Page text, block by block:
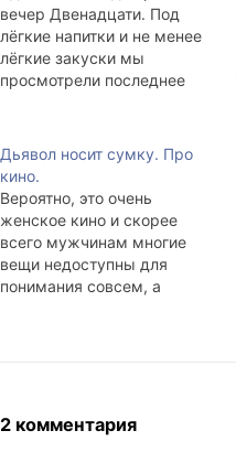
вечер Двенадцати. Под
лёгкие напитки и не менее
лёгкие закуски мы
просмотрели последнее
«исходник», фильм
американца Люмета «12
разгневанных мужчин»
1957 года. Почему фильм
Михалкова говно и никогда
не войдёт в десятку лучших
на IMDB? Потому что
недостаточно запереть…
Дьявол носит сумку. Про
кино.
Вероятно, это очень
женское кино и скорее
всего мужчинам многие
вещи недоступны для
понимания совсем, а
женщины не думают, но
чувствуют. И никак иначе.
2 комментария